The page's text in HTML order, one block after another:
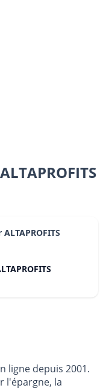
ligne depuis 2001.
l'épargne, la